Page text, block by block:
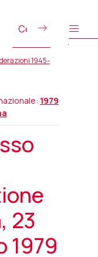
1945-
1979
23
1979